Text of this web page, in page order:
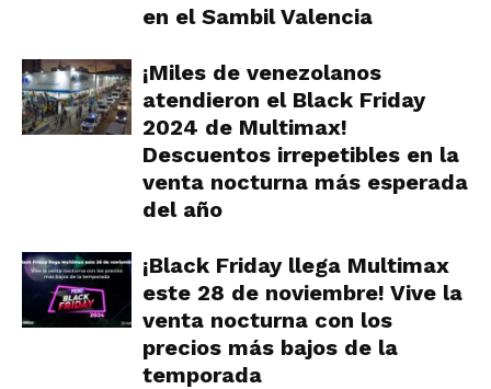
en el Sambil Valencia
¡Miles de venezolanos
atendieron el Black Friday
2024 de Multimax!
Descuentos irrepetibles en la
venta nocturna más esperada
del año
¡Black Friday llega Multimax
este 28 de noviembre! Vive la
venta nocturna con los
precios más bajos de la
temporada